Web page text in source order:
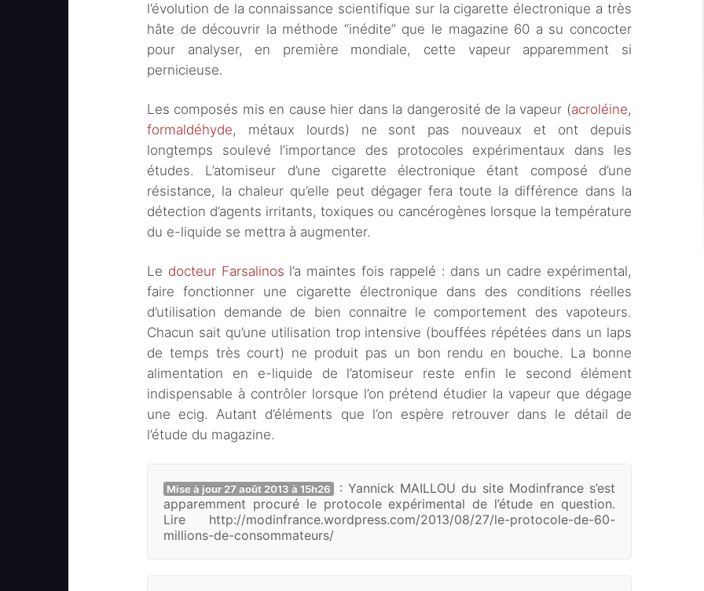
l’évolution de la connaissance scientifique sur la cigarette électronique a très
hâte de découvrir la méthode “inédite” que le magazine 60 a su concocter
pour analyser, en première mondiale, cette vapeur apparemment si
pernicieuse.
Les composés mis en cause hier dans la dangerosité de la vapeur (acroléine,
formaldéhyde, métaux lourds) ne sont pas nouveaux et ont depuis
longtemps soulevé l’importance des protocoles expérimentaux dans les
études. L’atomiseur d’une cigarette électronique étant composé d’une
résistance, la chaleur qu’elle peut dégager fera toute la différence dans la
détection d’agents irritants, toxiques ou cancérogènes lorsque la température
du e-liquide se mettra à augmenter.
Le docteur Farsalinos l’a maintes fois rappelé : dans un cadre expérimental,
faire fonctionner une cigarette électronique dans des conditions réelles
d’utilisation demande de bien connaitre le comportement des vapoteurs.
Chacun sait qu’une utilisation trop intensive (bouffées répétées dans un laps
de temps très court) ne produit pas un bon rendu en bouche. La bonne
alimentation en e-liquide de l’atomiseur reste enfin le second élément
indispensable à contrôler lorsque l’on prétend étudier la vapeur que dégage
une ecig. Autant d’éléments que l’on espère retrouver dans le détail de
l’étude du magazine.
Mise à jour 27 août 2013 à 15h26
: Yannick MAILLOU du site Modinfrance s’est
apparemment procuré le protocole expérimental de l’étude en question.
Lire http://modinfrance.wordpress.com/2013/08/27/le-protocole-de-60-
millions-de-consommateurs/